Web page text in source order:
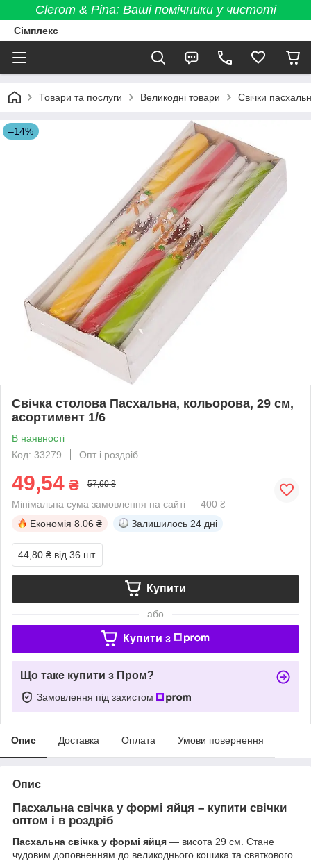
Clerom & Pina: Ваші помічники у чистоті
Сімплекс
Товари та послуги Великодні товари Свічки
–14%
Свічка столова Пасхальна, кольорова, 29 см,
асортимент 1/6
В наявності
Код: 33279
Опт і роздріб
49,54 ₴ 57,60 ₴
Мінімальна сума замовлення на сайті — 400 ₴
Економія 8.06 ₴ Залишилось 24 дні
44,80 ₴ від 36 шт.
Купити
або
Купити з
Що таке купити з Пром?
Замовлення під захистом
Опис Доставка Оплата Умови повернення
Опис
Пасхальна свічка у формі яйця – купити свічки
оптом і в роздріб
Пасхальна свічка у формі яйця — висота 29 см. Стане
чудовим доповненням до великоднього кошика та святкового